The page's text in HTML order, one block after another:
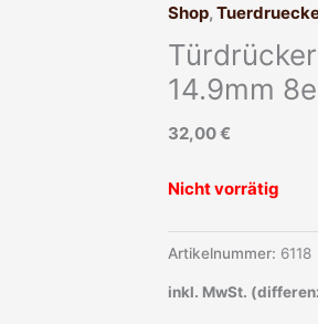
Shop,
14.9mm
32,00€
Nicht vorrätig
Artikelnummer: 6118
inkl. MwSt.